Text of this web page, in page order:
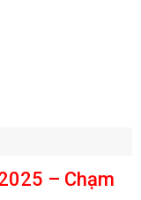
– Chạm